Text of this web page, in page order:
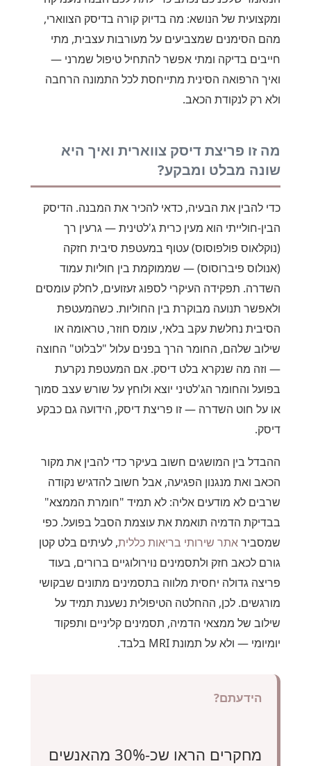
ומקצועית של הנושא: מה בדיוק קורה בדיסק הצווארי,
מהם הסימנים שמצביעים על מעורבות עצבית, מתי
חייבים בדיקה ומתי אפשר להתחיל טיפול שמרני —
ואיך הרפואה הסינית מתייחסת לכל התמונה הרחבה
ולא רק לנקודת הכאב.
מה זו פריצת דיסק צווארית ואיך היא
שונה מבלט ומבקע?
כדי להבין את הבעיה, כדאי להכיר את המבנה. הדיסק
הבין-חולייתי הוא מעין כרית ג'לטינית — גרעין רך
(נוקלאוס פולפוסוס) עטוף במעטפת סיבית חזקה
(אנולוס פיברוסוס) — שממוקמת בין חוליות עמוד
השדרה. תפקידה העיקרי לספוג זעזועים, לחלק עומסים
ולאפשר תנועה מבוקרת בין החוליות. כשהמעטפת
הסיבית נחלשת עקב בלאי, עומס חוזר, טראומה או
שילוב שלהם, החומר הרך בפנים עלול "לבלוט" החוצה
— וזה מה שנקרא בלט דיסק. אם המעטפת נקרעת
בפועל והחומר הג'לטיני יוצא ולוחץ על שורש עצב סמוך
או על חוט השדרה — זו פריצת דיסק, הידועה גם כבקע
דיסק.
ההבדל בין המושגים חשוב בעיקר כדי להבין את מקור
הכאב ואת מנגנון הפגיעה, אבל חשוב להדגיש נקודה
שרבים לא מודעים אליה: לא תמיד "חומרת הממצא"
בבדיקת הדמיה תואמת את עוצמת הסבל בפועל. כפי
שמסביראתר שירותי בריאות כללית, לעיתים בלט קטן
גורם לכאב חזק ולתסמינים נוירולוגיים ברורים, בעוד
פריצה גדולה יחסית מלווה בתסמינים מתונים שבקושי
מורגשים. לכן, ההחלטה הטיפולית נשענת תמיד על
שילוב של ממצאי הדמיה, תסמינים קליניים ותפקוד
יומיומי — ולא על תמונת MRI בלבד.
הידעתם?
מחקרים הראו שכ-30% מהאנשים